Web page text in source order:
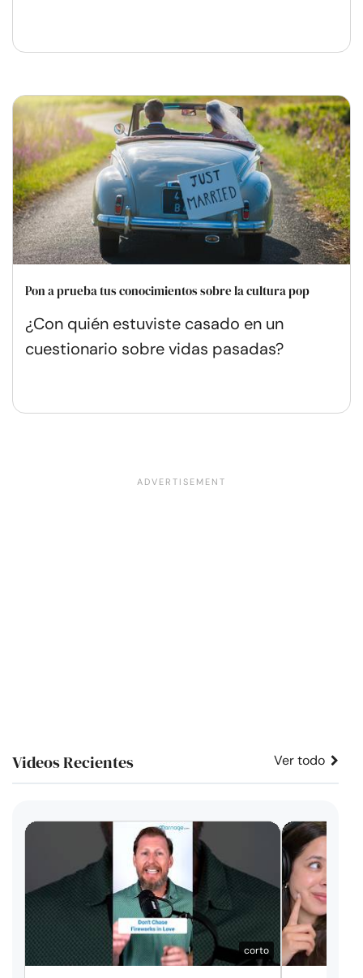
Pon a prueba tus conocimientos sobre la cultura pop
¿Con quién estuviste casado en un
cuestionario sobre vidas pasadas?
Videos Recientes Ver todo
corto